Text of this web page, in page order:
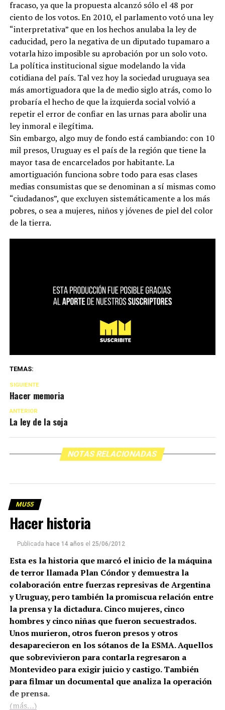
fracaso, ya que la propuesta alcanzó sólo el 48 por
ciento de los votos. En 2010, el parlamento votó una ley
“interpretativa” que en los hechos anulaba la ley de
caducidad, pero la negativa de un diputado tupamaro a
votarla hizo imposible su aprobación por un solo voto.
La política institucional sigue modelando la vida
cotidiana del país. Tal vez hoy la sociedad uruguaya sea
más amortiguadora que la de medio siglo atrás, como lo
probaría el hecho de que la izquierda social volvió a
repetir el error de confiar en las urnas para abolir una
ley inmoral e ilegítima.
Sin embargo, algo muy de fondo está cambiando: con 10
mil presos, Uruguay es el país de la región que tiene la
mayor tasa de encarcelados por habitante. La
amortiguación funciona sobre todo para esas clases
medias consumistas que se denominan a sí mismas como
“ciudadanos”, que excluyen sistemáticamente a los más
pobres, o sea a mujeres, niños y jóvenes de piel del color
de la tierra.
TEMAS:
SIGUIENTE
Hacer memoria
ANTERIOR
La ley de la soja
NOTAS RELACIONADAS
MU55
Hacer historia
Publicada hace 14 años el 25/06/2012
Esta es la historia que marcó el inicio de la máquina
de terror llamada Plan Cóndor y demuestra la
colaboración entre fuerzas represivas de Argentina
y Uruguay, pero también la promiscua relación entre
la prensa y la dictadura. Cinco mujeres, cinco
hombres y cinco niñas que fueron secuestrados.
Unos murieron, otros fueron presos y otros
desaparecieron en los sótanos de la ESMA. Aquellos
que sobrevivieron para contarla regresaron a
Montevideo para exigir juicio y castigo. También
para filmar un documental que analiza la operación
de prensa.
(más…)